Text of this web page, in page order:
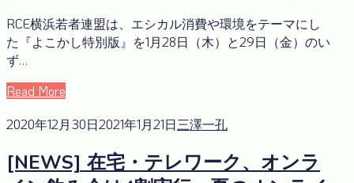
RCE横浜若者連盟は、エシカル消費や環境をテーマにし
た『よこかし特別版』を1月28日（木）と29日（金）のい
ず…
Read More
2020年12月30日2021年1月21日三澤一孔
[NEWS] 在宅・テレワーク、オンラ